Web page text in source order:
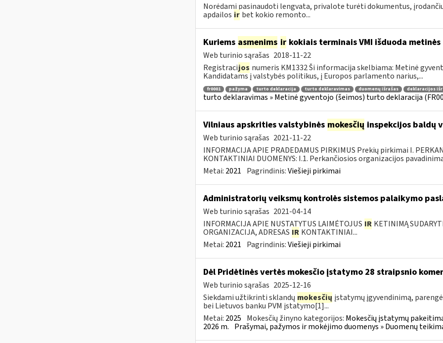
Norėdami pasinaudoti lengvata, privalote turėti dokumentus,
apdailos ir bet kokio remonto...
Kuriems asmenims irkokiais terminais VMI išduoda
Web turinio sąrašas 2018-11-22
Registracijos numeris KM1332 Ši informacija skelbiama: Metinė
Kandidatams į valstybės politikus, į Europos parlamento narius,...
fr0001 pažyma turto deklaracija turto deklaravimas duomenų išrašas deklaracijos
turto deklaravimas » Metinė gyventojo (šeimos) turto deklaracija
Vilniaus apskrities valstybinės mokesčių inspekcijos baldų
Web turinio sąrašas 2021-11-22
INFORMACIJA APIE PRADEDAMUS PIRKIMUS Prekių pirkimai I.
KONTAKTINIAI DUOMENYS: I.1. Perkančiosios organizacijos
Metai: 2021 Pagrindinis:Viešieji pirkimai
Administratorių veiksmų kontrolės sistemos palaikymo
Web turinio sąrašas 2021-04-14
INFORMACIJA APIE NUSTATYTUS LAIMĖTOJUS IR KETINIMĄ
ORGANIZACIJA, ADRESAS IR KONTAKTINIAI...
Metai: 2021 Pagrindinis:Viešieji pirkimai
Dėl Pridėtinės vertės mokesčio įstatymo 28 straipsnio
Web turinio sąrašas 2025-12-16
Siekdami užtikrinti sklandų mokesčių įstatymų įgyvendinimą,
bei Lietuvos banku PVM įstatymo[1]...
Metai: 2025 Mokesčių žinyno kategorijos: Mokesčių įstatymų
2026 m. Prašymai, pažymos ir mokėjimo duomenys » Duomenų